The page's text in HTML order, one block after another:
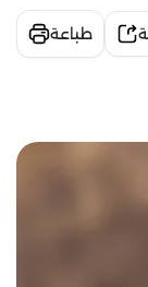
طباعة